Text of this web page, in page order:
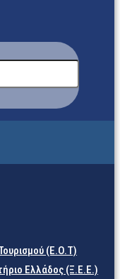
(Ε.Ο.Τ)
Ελλάδος (Ξ.Ε.Ε.)